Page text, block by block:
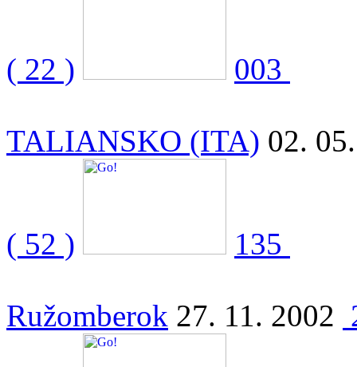
( 22 ) 003
TALIANSKO (ITA) 02.
( 52 ) 135
Ružomberok 27. 11. 2002